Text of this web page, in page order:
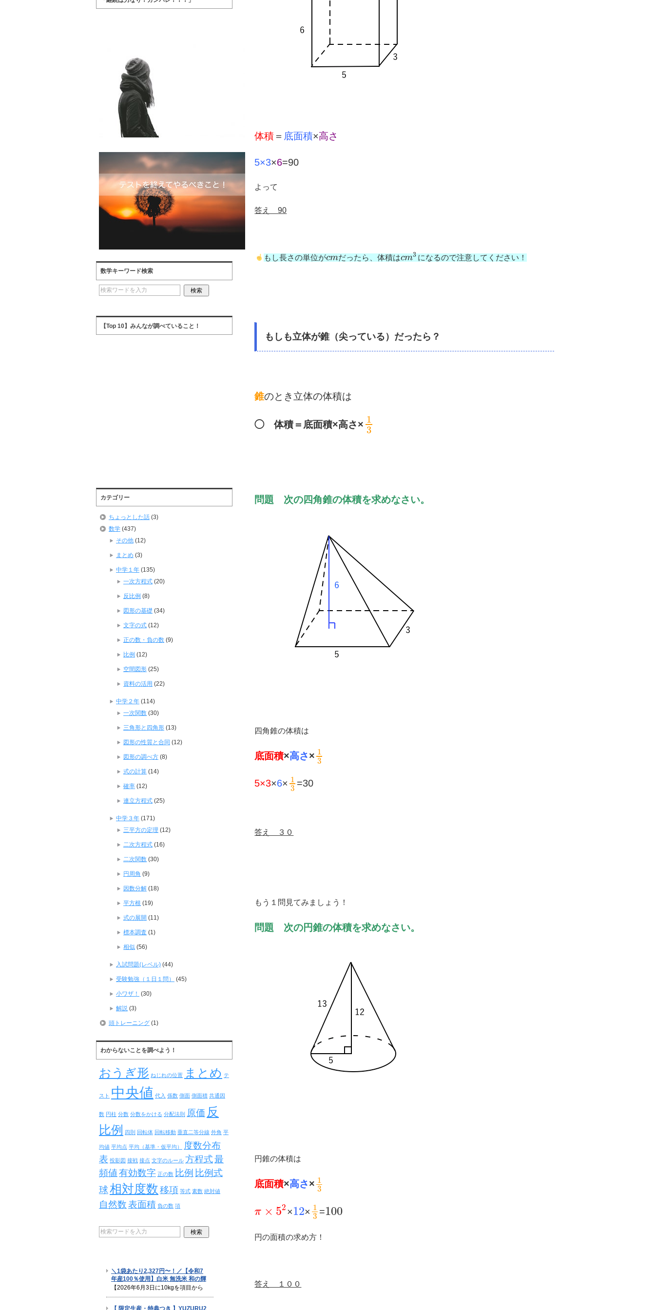
体積＝ 底面積×高さ
5×3×6=90
よって
答え 90
もし長さの単位がcmだったら、体積はcm3 になるので注意してください！
もしも立体が錐（尖っている）だったら？
錐のとき立体の体積は
◯ 体積＝底面積×高さ× 1
3
問題 次の四角錐の体積を求めなさい。
四角錐の体積は
底面積×高さ× 1
3
5×3×6× 1
3 =30
答え ３０
もう１問見てみましょう！
問題 次の円錐の体積を求めなさい。
円錐の体積は
底面積×高さ× 1
3
π × 52×12× 1
3 =100
円の面積の求め方！
答え １００
数学キーワード検索
【Top 10】みんなが調べていること！
カテゴリー
ちょっとした話 (3)
数学 (437)
その他 (12)
まとめ (3)
中学１年 (135)
一次方程式 (20)
反比例 (8)
図形の基礎 (34)
文字の式 (12)
正の数・負の数 (9)
比例 (12)
空間図形 (25)
資料の活用 (22)
中学２年 (114)
一次関数 (30)
三角形と四角形 (13)
図形の性質と合同 (12)
図形の調べ方 (8)
式の計算 (14)
確率 (12)
連立方程式 (25)
中学３年 (171)
三平方の定理 (12)
二次方程式 (16)
二次関数 (30)
円周角 (9)
因数分解 (18)
平方根 (19)
式の展開 (11)
標本調査 (1)
相似 (56)
入試問題(レベル) (44)
受験勉強（１日１問） (45)
小ワザ！ (30)
解説 (3)
頭トレーニング (1)
わからないことを調べよう！
おうぎ形 ねじれの位置 まとめ テ
スト 中央値 代入 係数 側面 側面積 共通因
数 円柱 分数 分数をかける 分配法則 原価 反
比例
四則 回転体 回転移動 垂直二等分線 外角 平
均値 平均点 平均（基準・仮平均）
度数分布
表 投影図 接戦 接点 文字のルール 方程式最
頻値有効数字 正の数 比例 比例式
球相対度数移項 等式 素数 絶対値
自然数表面積 負の数 項